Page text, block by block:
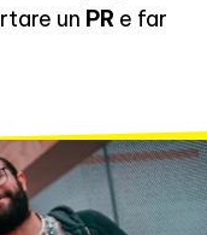
un PR e far